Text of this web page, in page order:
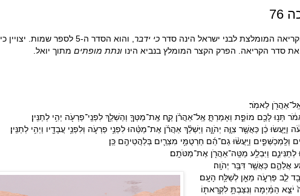
כי ידבר
, והוא הסדר ה-5 לספר שמות. יצויין כי
סדר הקריאה. הפרק הקצר המומלץ בנביא הינו ונתת מופתים מתוך יואל.
לֵאמֹֽר׃
תְּנ֥וּ לָכֶ֖ם מוֹפֵ֑ת וְאָמַרְתָּ֣ אֶֽל־אַהֲרֹ֗ן קַ֧ח אֶֽת־מַטְּךָ֛ וְהַשְׁלֵ֥ךְ לִפְנֵֽי־פַרְעֹ֖ה יְהִ֥י לְתַנִּֽין׃
וַיַּ֣עֲשׂוּ כֵ֔ן כַּאֲשֶׁ֖ר צִוָּ֣ה יְהֹוָ֑ה וַיַּשְׁלֵ֨ךְ אַהֲרֹ֜ן אֶת־מַטֵּ֗הוּ לִפְנֵ֥י פַרְעֹ֛ה וְלִפְנֵ֥י עֲבָדָ֖יו וַיְהִ֥י לְתַנִּֽין׃
וְלַֽמְכַשְּׁפִ֑ים וַיַּֽעֲשׂ֨וּ גַם־הֵ֜ם חַרְטֻמֵּ֥י מִצְרַ֛יִם בְּלַהֲטֵיהֶ֖ם כֵּֽן׃
לְתַנִּינִ֑ם וַיִּבְלַ֥ע מַטֵּֽה־אַהֲרֹ֖ן אֶת־מַטֹּתָֽם׃
אֲלֵהֶ֑ם כַּאֲשֶׁ֖ר דִּבֶּ֥ר יְהֹוָֽה׃
לֵ֣ב פַּרְעֹ֑ה מֵאֵ֖ן לְשַׁלַּ֥ח הָעָֽם׃
יֹצֵ֣א הַמַּ֔יְמָה וְנִצַּבְתָּ֥ לִקְרָאת֖וֹ